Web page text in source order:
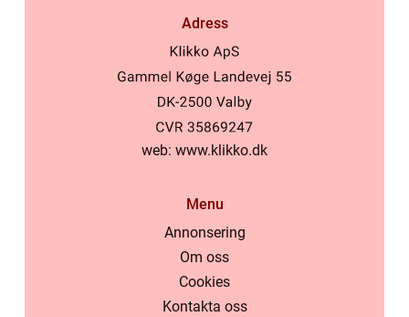
Adress
web: www.klikko.dk
Menu
Annonsering
Om oss
Cookies
Kontakta oss